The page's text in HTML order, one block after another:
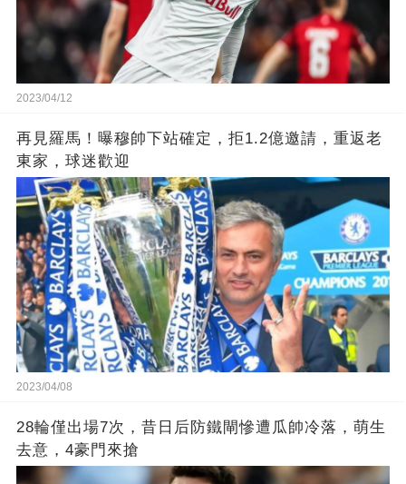
2023/04/12
再見羅馬！曝穆帥下站確定，拒1.2億邀請，重返老
東家，球迷歡迎
2023/04/08
28輪僅出場7次，昔日后防鐵閘慘遭瓜帥冷落，萌生
去意，4豪門來搶